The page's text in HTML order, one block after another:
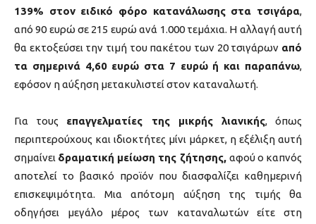
139% στον ειδικό φόρο κατανάλωσης στα τσιγάρα,
από 90 ευρώ σε 215 ευρώ ανά 1.000 τεμάχια. Η αλλαγή αυτή
θα εκτοξεύσει την τιμή του πακέτου των 20 τσιγάρων από
τα σημερινά 4,60 ευρώ στα 7 ευρώ ή και παραπάνω,
εφόσον η αύξηση μετακυλιστεί στον καταναλωτή.
Για τους επαγγελματίες της μικρής λιανικής, όπως
περιπτερούχους και ιδιοκτήτες μίνι μάρκετ, η εξέλιξη αυτή
σημαίνει δραματική μείωση της ζήτησης, αφού ο καπνός
αποτελεί το βασικό προϊόν που διασφαλίζει καθημερινή
επισκεψιμότητα. Μια απότομη αύξηση της τιμής θα
οδηγήσει μεγάλο μέρος των καταναλωτών είτε στη